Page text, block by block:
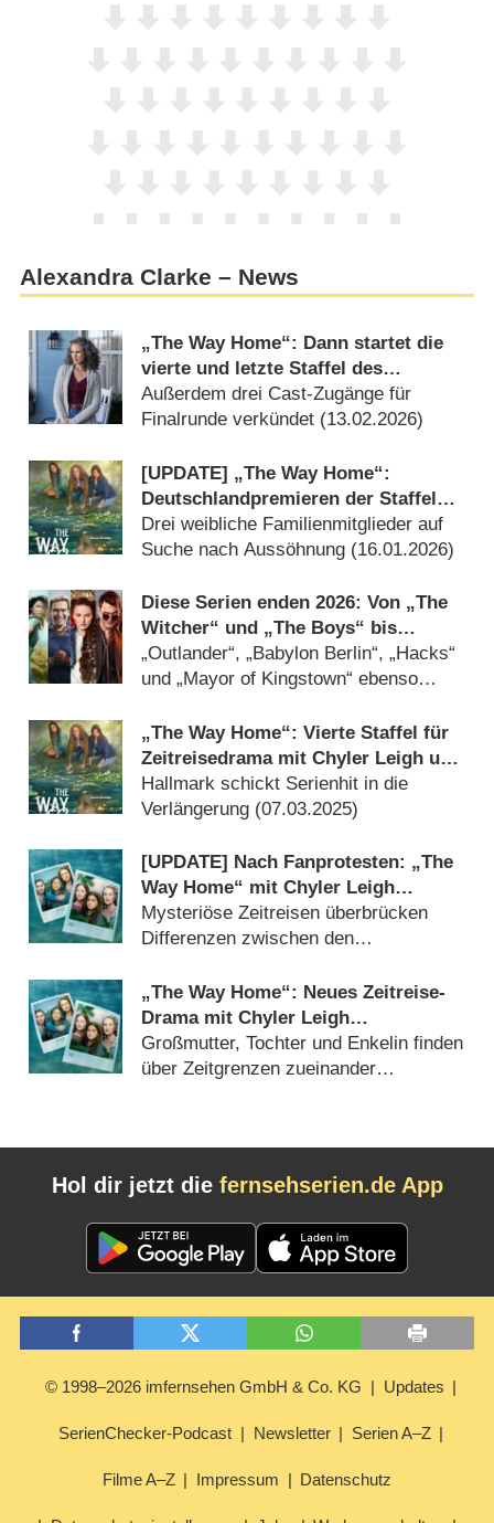
Alexandra Clarke – News
„The Way Home“: Dann startet die
vierte und letzte Staffel des
Hallmark-Zeitreisedramas
Außerdem drei Cast-Zugänge für
Finalrunde verkündet (13.02.2026)
[UPDATE] „The Way Home“:
Deutschlandpremieren der Staffeln 2
und 3 von Fantasy-Drama in Sicht
Drei weibliche Familienmitglieder auf
Suche nach Aussöhnung (16.01.2026)
Diese Serien enden 2026: Von „The
Witcher“ und „The Boys“ bis
„Grantchester“ und „Die Kaiserin“
„Outlander“, „Babylon Berlin“, „Hacks“
und „Mayor of Kingstown“ ebenso
„The Way Home“: Vierte Staffel für
Zeitreisedrama mit Chyler Leigh und
Andie MacDowell bestellt
Hallmark schickt Serienhit in die
Verlängerung (07.03.2025)
[UPDATE] Nach Fanprotesten: „The
Way Home“ mit Chyler Leigh
(„Grey’s Anatomy“) bleibt
Heimatsender treu
Mysteriöse Zeitreisen überbrücken
Differenzen zwischen den
„The Way Home“: Neues Zeitreise-
Drama mit Chyler Leigh
(„Supergirl“) erhält Starttermin
Großmutter, Tochter und Enkelin finden
über Zeitgrenzen zueinander
Hol dir jetzt die fernsehserien.de App
© 1998–2026 imfernsehen GmbH & Co. KG Updates
SerienChecker-Podcast Newsletter Serien A–Z
Filme A–Z Impressum Datenschutz